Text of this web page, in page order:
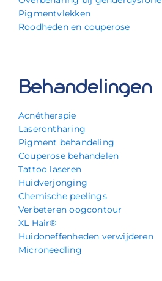
Pigmentvlekken
Roodheden en couperose
Behandelingen
Acnétherapie
Laserontharing
Pigment behandeling
Couperose behandelen
Tattoo laseren
Huidverjonging
Chemische peelings
Verbeteren oogcontour
XL Hair®
Huidoneffenheden verwijderen
Microneedling